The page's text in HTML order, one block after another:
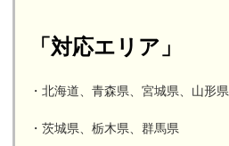
「対応エリア」
・北海道、青森県、宮城県、山形県
・茨城県、栃木県、群馬県